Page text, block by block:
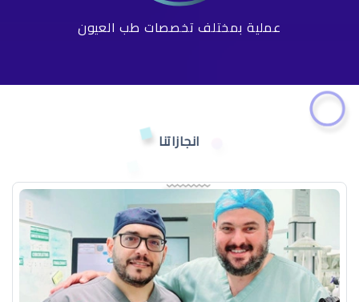
عملية بمختلف تخصصات طب العيون
انجازاتنا